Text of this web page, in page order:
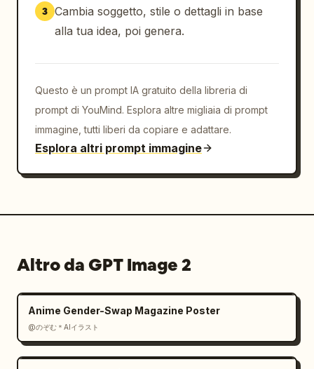
3 Cambia soggetto, stile o dettagli in base
alla tua idea, poi genera.
Questo è un prompt IA gratuito della libreria di
prompt di YouMind. Esplora altre migliaia di prompt
immagine, tutti liberi da copiare e adattare.
Esplora altri prompt immagine
Altro da GPT Image 2
Anime Gender-Swap Magazine Poster
@のぞむ＊AIイラスト